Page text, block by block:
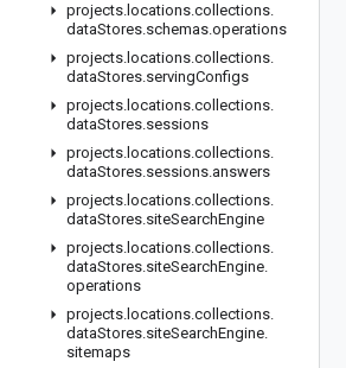
projects. locations.collections.
dataStores.schemas.operations
projects. locations.collections.
dataStores.servingConfigs
projects. locations.collections.
dataStores.sessions
projects. locations.collections.
dataStores.sessions.answers
projects. locations.collections.
dataStores.siteSearchEngine
projects. locations.collections.
dataStores.siteSearchEngine.
operations
projects. locations.collections.
dataStores.siteSearchEngine.
sitemaps